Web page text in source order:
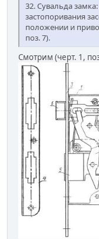
32. Сувальда
застопоривания
положении и
поз. 7).
Смотрим (черт. 1,